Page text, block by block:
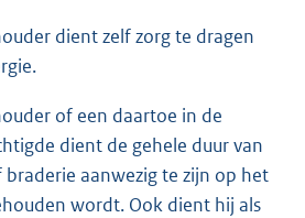
dient zelf zorg te dragen
of een daartoe in de
dient de gehele duur van
aanwezig te zijn op het
wordt. Ook dient hij als